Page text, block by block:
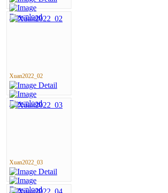
Xuan2022_02
Xuan2022_03